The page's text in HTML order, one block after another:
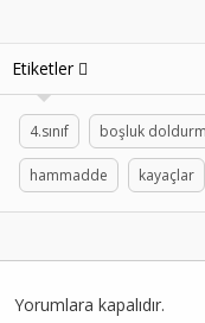
Etiketler
4.sınıf boşluk
hammadde kayaçlar
Yorumlara kapalıdır.